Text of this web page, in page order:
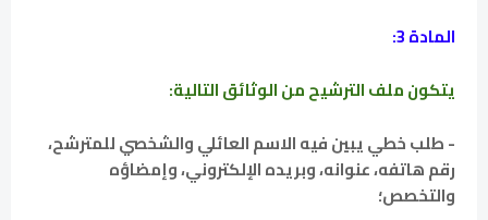
المادة 3:
يتكون ملف الترشيح من الوثائق التالية:
- طلب خطي يبين فيه الاسم العائلي والشخصي للمترشح،
رقم هاتفه، عنوانه، وبريده الإلكتروني، وإمضاؤه
والتخصص؛